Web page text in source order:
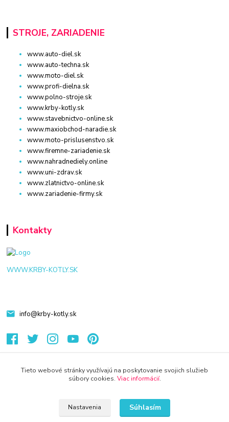
STROJE, ZARIADENIE
www.auto-diel.sk
www.auto-techna.sk
www.moto-diel.sk
www.profi-dielna.sk
www.polno-stroje.sk
www.krby-kotly.sk
www.stavebnictvo-online.sk
www.maxiobchod-naradie.sk
www.moto-prislusenstvo.sk
www.firemne-zariadenie.sk
www.nahradnediely.online
www.uni-zdrav.sk
www.zlatnictvo-online.sk
www.zariadenie-firmy.sk
Kontakty
WWW.KRBY-KOTLY.SK
info@krby-kotly.sk
Eshop-rychlo.sk
Tieto webové stránky využívajú na poskytovanie svojich služieb
súbory cookies. Viac informácií.
Nastavenia Súhlasím